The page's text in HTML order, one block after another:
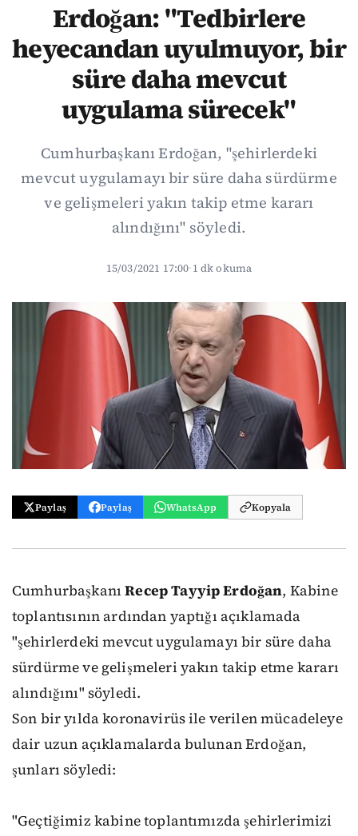
Erdoğan: "Tedbirlere
heyecandan uyulmuyor, bir
süre daha mevcut
uygulama sürecek"
Cumhurbaşkanı Erdoğan, "şehirlerdeki
mevcut uygulamayı bir süre daha sürdürme
ve gelişmeleri yakın takip etme kararı
alındığını" söyledi.
15/03/2021 17:00·1 dk okuma
Paylaş Paylaş WhatsApp Kopyala
CumhurbaşkanıRecep Tayyip Erdoğan, Kabine
toplantısının ardından yaptığı açıklamada
"şehirlerdeki mevcut uygulamayı bir süre daha
sürdürme ve gelişmeleri yakın takip etme kararı
alındığını" söyledi.
Son bir yılda koronavirüs ile verilen mücadeleye
dair uzun açıklamalarda bulunan Erdoğan,
şunları söyledi:
"Geçtiğimiz kabine toplantımızda şehirlerimizi